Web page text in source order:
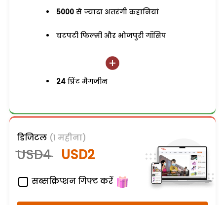
5000 से ज्यादा अतरंगी कहानियां
चटपटी फिल्मी और भोजपुरी गॉसिप
24 प्रिंट मैगजीन
डिजिटल (1 महीना)
USD4 USD2
सब्सक्रिप्शन गिफ्ट करें